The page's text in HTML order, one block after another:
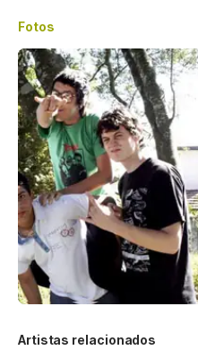
Fotos
Artistas relacionados